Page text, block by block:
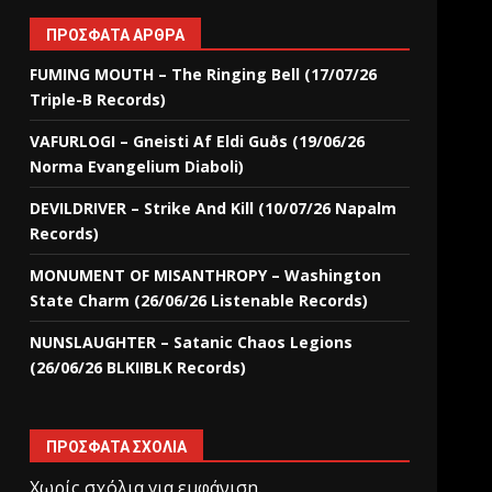
ΠΡΌΣΦΑΤΑ ΆΡΘΡΑ
FUMING MOUTH – The Ringing Bell (17/07/26
Triple-B Records)
VAFURLOGI – Gneisti Af Eldi Guðs (19/06/26
Norma Evangelium Diaboli)
DEVILDRIVER – Strike And Kill (10/07/26 Napalm
Records)
MONUMENT OF MISANTHROPY – Washington
State Charm (26/06/26 Listenable Records)
NUNSLAUGHTER – Satanic Chaos Legions
(26/06/26 BLKIIBLK Records)
ΠΡΌΣΦΑΤΑ ΣΧΌΛΙΑ